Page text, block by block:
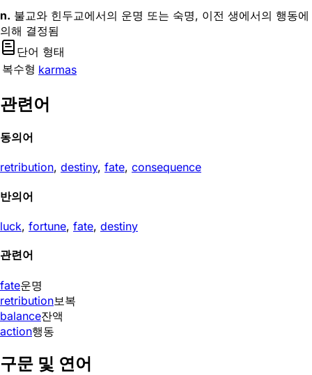
n. 불교와 힌두교에서의 운명 또는 숙명, 이전 생에서의 행동에
의해 결정됨
단어 형태
복수형 karmas
관련어
동의어
retribution, destiny, fate, consequence
반의어
luck, fortune, fate, destiny
관련어
fate운명
retribution보복
balance잔액
action행동
구문 및 연어